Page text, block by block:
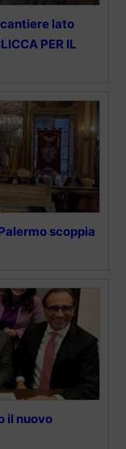
lato
PER IL
scoppia
il nuovo